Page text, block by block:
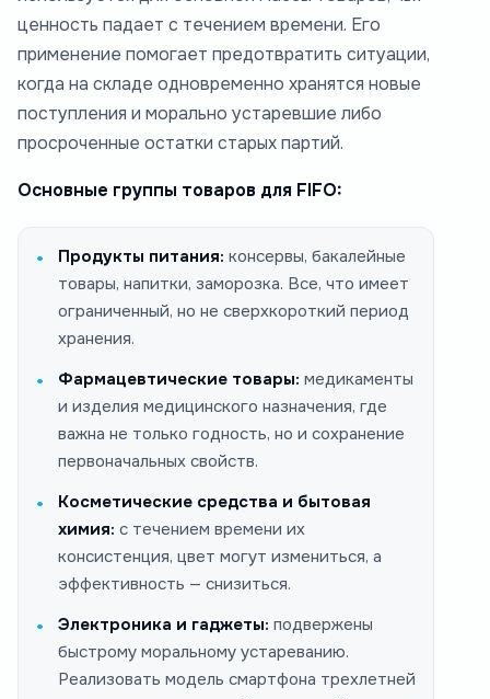
ценность падает с течением времени. Его
применение помогает предотвратить ситуации,
когда на складе одновременно хранятся новые
поступления и морально устаревшие либо
просроченные остатки старых партий.
Основные группы товаров для FIFO:
Продукты питания: консервы, бакалейные
товары, напитки, заморозка. Все, что имеет
ограниченный, но не сверхкороткий период
хранения.
Фармацевтические товары: медикаменты
и изделия медицинского назначения, где
важна не только годность, но и сохранение
первоначальных свойств.
Косметические средства и бытовая
химия: с течением времени их
консистенция, цвет могут измениться, а
эффективность — снизиться.
Электроника и гаджеты: подвержены
быстрому моральному устареванию.
Реализовать модель смартфона трехлетней